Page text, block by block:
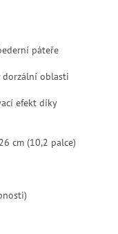
páteře
dorzální oblasti
efekt díky
cm (10,2 palce)